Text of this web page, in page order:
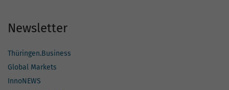
Newsletter
Thüringen.Business
Global Markets
InnoNEWS